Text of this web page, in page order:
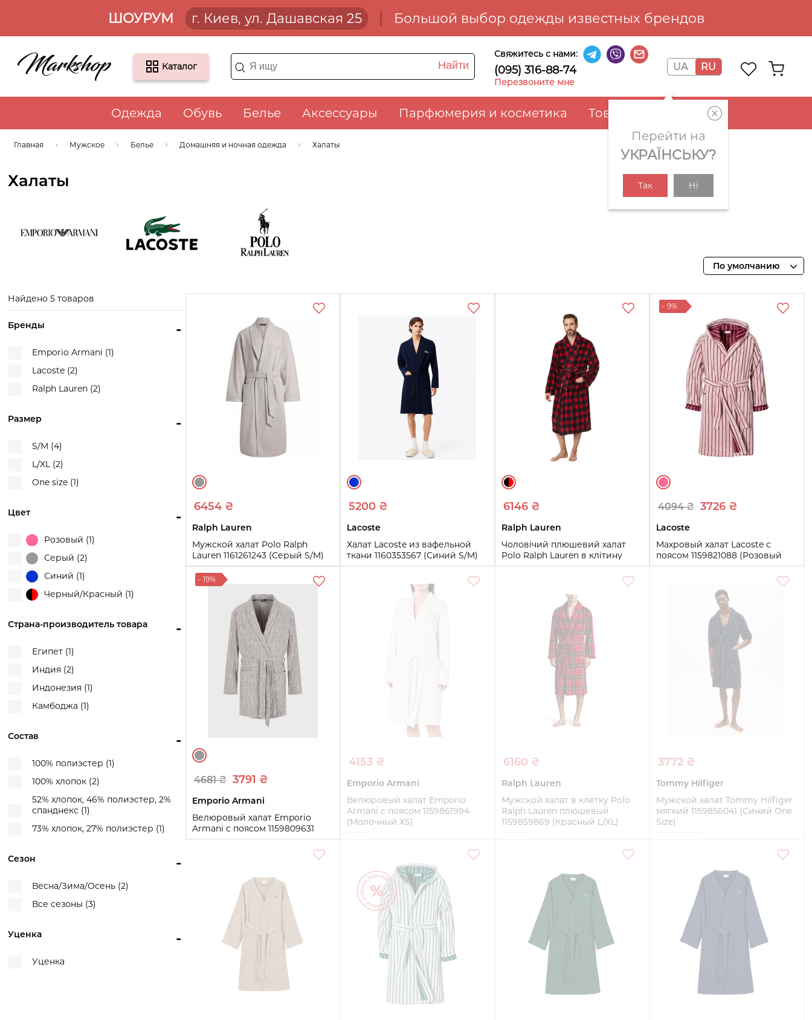
ШОУРУМ г. Киев, ул. Дашавская 25 Большой выбор одежды известных брендов
Каталог Найти
Свяжитесь с нами:
(095) 316-88-74
Перезвоните мне
UA RU
Перейти на
УКРАЇНСЬКУ?
Так Ні
Одежда Обувь Белье Аксессуары Парфюмерия и косметика Товары для дома
Главная Мужское Белье Домашняя и ночная одежда Халаты
Халаты
товары
По умолчанию
Найдено 5 товаров
-
Бренды
Emporio Armani (1)
Lacoste (2)
Ralph Lauren (2)
-
Размер
S/M (4)
L/XL (2)
One size (1)
-
Цвет
Розовый (1)
Серый (2)
Синий (1)
Черный/Красный (1)
-
Страна-производитель товара
Египет (1)
Индия (2)
Индонезия (1)
Камбоджа (1)
-
Состав
100% полиэстер (1)
100% хлопок (2)
52% хлопок, 46% полиэстер, 2%
спанднекс (1)
73% хлопок, 27% полиэстер (1)
-
Сезон
Весна/Зима/Осень (2)
Все сезоны (3)
-
Уценка
Уценка
6454 ₴
Ralph Lauren
Мужской халат Polo Ralph
Lauren 1161261243 (Серый S/M)
S/M
Купить
5200 ₴
Lacoste
Халат Lacoste из вафельной
ткани 1160353567 (Синий S/M)
6146 ₴
Ralph Lauren
Чоловічий плюшевий халат
Polo Ralph Lauren в клітину
1159865061 (Чорний/Червоний
Купить
- 9%
4094 ₴ 3726 ₴
Lacoste
Махровый халат Lacoste с
поясом 1159821088 (Розовый
S/M)
Купить
- 19%
4681 ₴ 3791 ₴
Emporio Armani
Велюровый халат Emporio
Armani с поясом 1159809631
(Серый, One size)
Купить
4153 ₴
Emporio Armani
Велюровый халат Emporio
Armani с поясом 1159861994
(Молочный XS)
Купить
6160 ₴
Ralph Lauren
Мужской халат в клетку Polo
Ralph Lauren плюшевый
1159859869 (Красный L/XL)
3772 ₴
Tommy Hilfiger
Мужской халат Tommy Hilfiger
мягкий 1159856041 (Синий One
Size)